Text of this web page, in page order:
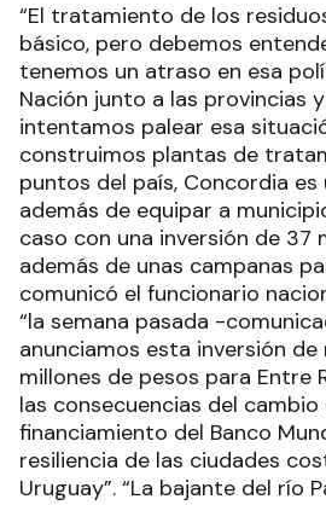
“El tratamiento de los
básico, pero debemos
tenemos un atraso en esa
Nación junto a las provincias
intentamos palear esa
construimos plantas de
puntos del país, Concordia es
además de equipar a
caso con una inversión de 37
además de unas campanas
comunicó el funcionario
“la semana pasada -
anunciamos esta inversión
millones de pesos para Entre
las consecuencias del
financiamiento del Banco
resiliencia de las ciudades
Uruguay”. “La bajante del río